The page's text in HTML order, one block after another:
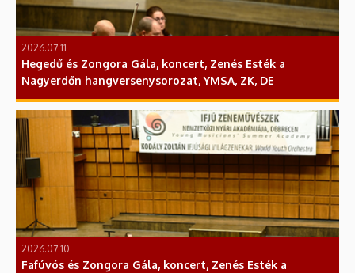
2026.07.11
Hegedű és Zongora Gála, koncert, Zenés Esték a
Nagyerdőn hangversenysorozat, YMSA, ZK, DE
2026.07.10
Fafúvós és Zongora Gála, koncert, Zenés Esték a